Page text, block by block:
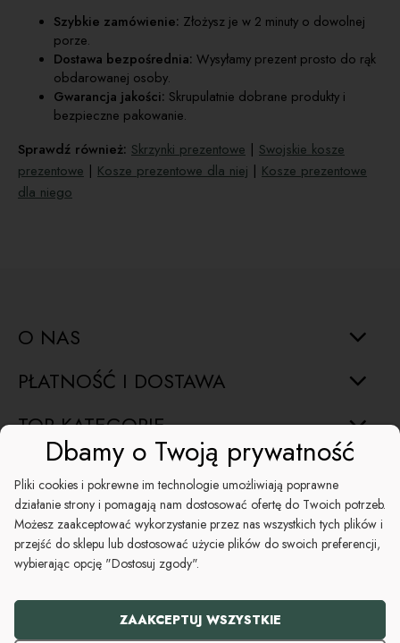
Szybkie zamówienie: Złożysz je w 2 minuty o dowolnej
porze.
Dostawa bezpośrednia: Wysyłamy prezent prosto do rąk
obdarowanej osoby.
Gwarancja jakości: Skrupulatnie dobrane produkty i
bezpieczne pakowanie.
Sprawdź również: Skrzynki prezentowe | Swojskie kosze
prezentowe | Kosze prezentowe dla niej | Kosze prezentowe
dla niego
O NAS
PŁATNOŚĆ I DOSTAWA
TOP KATEGORIE
INFORMACJE
ŚWIĘTA
POMOC
+48 794 046 582
kontakt@koszezesmakiem.pl
Dbamy o Twoją prywatność
Pliki cookies i pokrewne im technologie umożliwiają poprawne
działanie strony i pomagają nam dostosować ofertę do Twoich potrzeb.
Możesz zaakceptować wykorzystanie przez nas wszystkich tych plików i
przejść do sklepu lub dostosować użycie plików do swoich preferencji,
wybierając opcję "Dostosuj zgody".
ZAAKCEPTUJ WSZYSTKIE